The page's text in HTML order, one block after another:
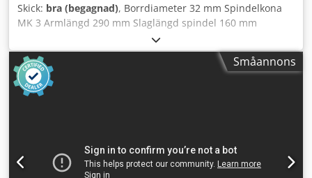
Skick: bra (begagnad), Borrdiameter 32 mm Spindelkona
MK 3 Armlängd 290 mm Slaglängd spindel 160 mm
Bordsstorlek 510 x 300 mm Kolumndiameter 115 mm
Matning via korshandtag Spindelvarvtal 55–1450 varv/min,
steglöst Motorstyrka 0,9 och 1,3 kW, polomkopplingsbar
Nätanslutning 380 volt, 50 Hz Chsdpezp Nfxefx Afusa
Spindelvarvtal via 2 växelsteg, 2 motorvarvtal och steglöst
Småannons